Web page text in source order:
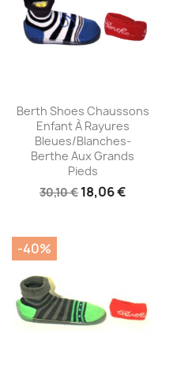
 Aperçu rapide
Berth Shoes Chaussons
Enfant À Rayures
Bleues/blanches-
Berthe Aux Grands
Pieds
30,10 € 18,06 €
-40%